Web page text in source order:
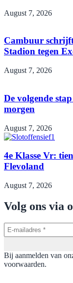
August 7, 2026
Cambuur
Stadion tegen
August 7, 2026
De volgende
morgen
August 7, 2026
4e Klasse Vr:
Flevoland
August 7, 2026
Volg ons via
Bij aanmelden van
voorwaarden.